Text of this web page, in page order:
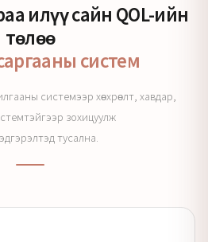
илүү сайн QOL-ийн
төлөө
систем
системээр хөхрөлт, хавдар,
зохицуулж
тусална.